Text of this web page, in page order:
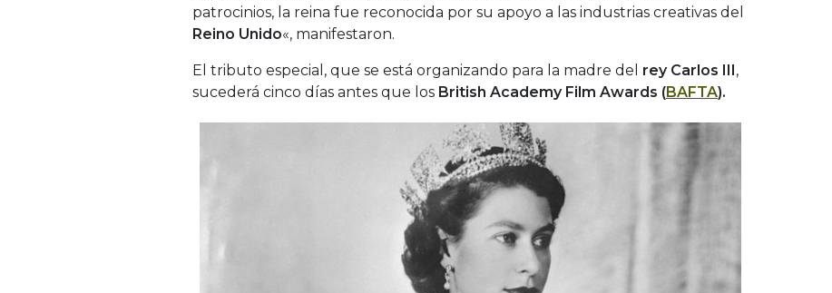
patrocinios, la reina fue reconocida por su apoyo a las industrias creativas del
Reino Unido«, manifestaron.
El tributo especial, que se está organizando para la madre del rey Carlos III,
sucederá cinco días antes que los British Academy Film Awards (BAFTA).